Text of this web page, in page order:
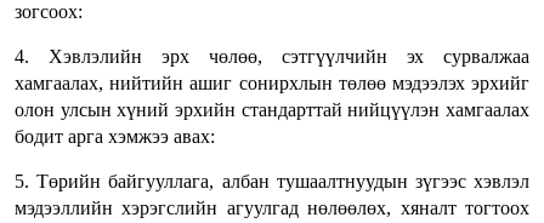
зогсоох:
4. Хэвлэлийн эрх чөлөө, сэтгүүлчийн эх сурвалжаа
хамгаалах, нийтийн ашиг сонирхлын төлөө мэдээлэх эрхийг
олон улсын хүний эрхийн стандарттай нийцүүлэн хамгаалах
бодит арга хэмжээ авах:
5. Төрийн байгууллага, албан тушаалтнуудын зүгээс хэвлэл
мэдээллийн хэрэгслийн агуулгад нөлөөлөх, хяналт тогтоох